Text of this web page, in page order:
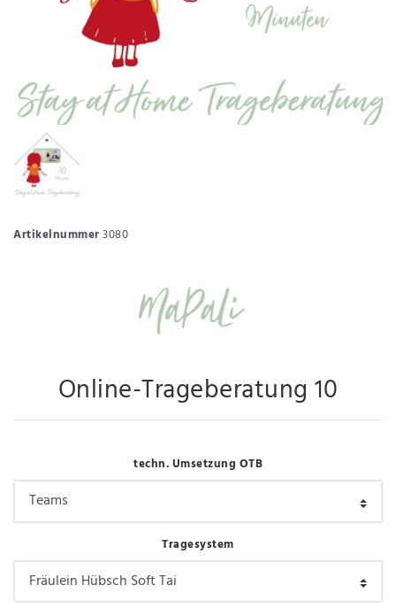
Artikelnummer3080
Online-Trageberatung 10
techn. Umsetzung OTB
Tragesystem